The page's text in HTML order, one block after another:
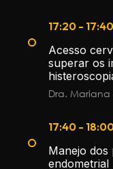
17:20 - 17:40
Acesso
superar os
Dra.
17:40 -
Manejo
endometrial